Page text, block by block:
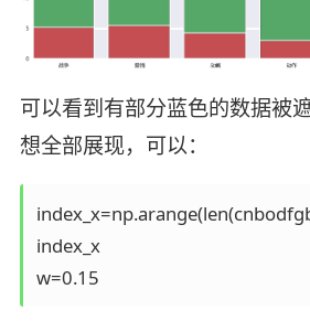
可以看到有部分蓝色的数据被
想全部展现，可以：
index_x